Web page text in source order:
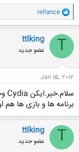
و
ا
ک
ن
ش
ا
rel!ance
T
ttlking
عضو جدید
Jan 15, 2012
برنامه ها و بازی ها هم
T
ttlking
عضو جدید